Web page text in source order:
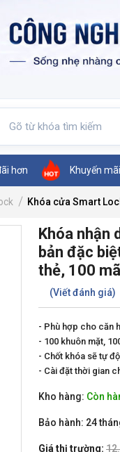
hơn Khuyến
Khóa cửa Smart
Khóa nhận
bản đặc
thẻ, 100
(Viết đánh giá)
- Phù hợp cho căn
- 100 khuôn mặt,
- Chốt khóa sẽ tự
- Cài đặt thời gian
Kho hàng: Còn
Bảo hành: 24
Giá thị trường: